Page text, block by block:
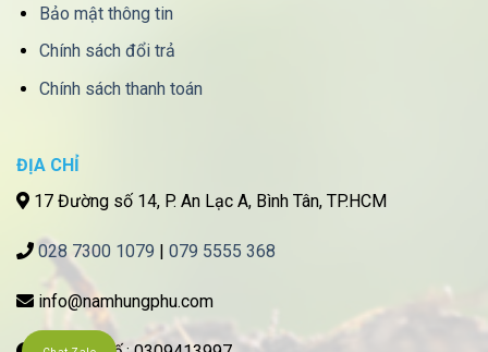
Bảo mật thông tin
Chính sách đổi trả
Chính sách thanh toán
ĐỊA CHỈ
17 Đường số 14, P. An Lạc A, Bình Tân, TP.HCM
028 7300 1079 | 079 5555 368
info@namhungphu.com